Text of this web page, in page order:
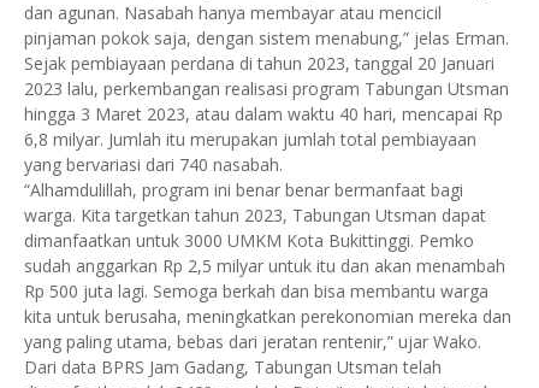
dan agunan. Nasabah hanya membayar atau mencicil
pinjaman pokok saja, dengan sistem menabung,” jelas Erman.
Sejak pembiayaan perdana di tahun 2023, tanggal 20 Januari
2023 lalu, perkembangan realisasi program Tabungan Utsman
hingga 3 Maret 2023, atau dalam waktu 40 hari, mencapai Rp
6,8 milyar. Jumlah itu merupakan jumlah total pembiayaan
yang bervariasi dari 740 nasabah.
“Alhamdulillah, program ini benar benar bermanfaat bagi
warga. Kita targetkan tahun 2023, Tabungan Utsman dapat
dimanfaatkan untuk 3000 UMKM Kota Bukittinggi. Pemko
sudah anggarkan Rp 2,5 milyar untuk itu dan akan menambah
Rp 500 juta lagi. Semoga berkah dan bisa membantu warga
kita untuk berusaha, meningkatkan perekonomian mereka dan
yang paling utama, bebas dari jeratan rentenir,” ujar Wako.
Dari data BPRS Jam Gadang, Tabungan Utsman telah